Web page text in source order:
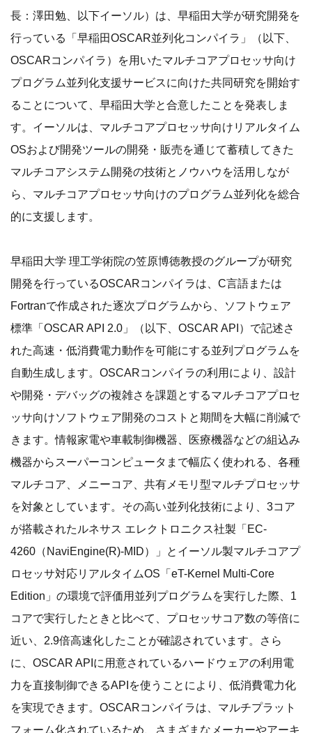
長：澤田勉、以下イーソル）は、早稲田大学が研究開発を
行っている「早稲田OSCAR並列化コンパイラ」（以下、
OSCARコンパイラ）を用いたマルチコアプロセッサ向け
プログラム並列化支援サービスに向けた共同研究を開始す
ることについて、早稲田大学と合意したことを発表しま
す。イーソルは、マルチコアプロセッサ向けリアルタイム
OSおよび開発ツールの開発・販売を通じて蓄積してきた
マルチコアシステム開発の技術とノウハウを活用しなが
ら、マルチコアプロセッサ向けのプログラム並列化を総合
的に支援します。
早稲田大学 理工学術院の笠原博徳教授のグループが研究
開発を行っているOSCARコンパイラは、C言語または
Fortranで作成された逐次プログラムから、ソフトウェア
標準「OSCAR API 2.0」（以下、OSCAR API）で記述さ
れた高速・低消費電力動作を可能にする並列プログラムを
自動生成します。OSCARコンパイラの利用により、設計
や開発・デバッグの複雑さを課題とするマルチコアプロセ
ッサ向けソフトウェア開発のコストと期間を大幅に削減で
きます。情報家電や車載制御機器、医療機器などの組込み
機器からスーパーコンピュータまで幅広く使われる、各種
マルチコア、メニーコア、共有メモリ型マルチプロセッサ
を対象としています。その高い並列化技術により、3コア
が搭載されたルネサス エレクトロニクス社製「EC-
4260（NaviEngine(R)-MID）」とイーソル製マルチコアプ
ロセッサ対応リアルタイムOS「eT-Kernel Multi-Core
Edition」の環境で評価用並列プログラムを実行した際、1
コアで実行したときと比べて、プロセッサコア数の等倍に
近い、2.9倍高速化したことが確認されています。さら
に、OSCAR APIに用意されているハードウェアの利用電
力を直接制御できるAPIを使うことにより、低消費電力化
を実現できます。OSCARコンパイラは、マルチプラット
フォーム化されているため、さまざまなメーカーやアーキ